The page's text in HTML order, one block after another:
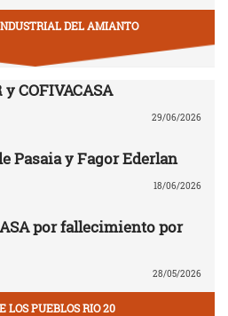
DEL AMIANTO
COFIVACASA
29/06/2026
Pasaia y Fagor Ederlan
18/06/2026
por fallecimiento por
28/05/2026
LOS PUEBLOS RIO 20